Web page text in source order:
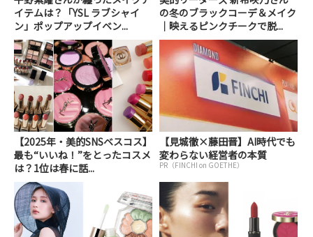
イテムは？「YSL ラブシャイ
ン」ポップアップイベン...
の冬のブラックコーデ＆メイク
｜映えるピンクチークで脱...
【2025年・美的SNSベスコス】
最も“いいね！”をとったコスメ
は？1位は春に話...
【見城徹×藤田晋】AI時代でも
変わらない経営者の本質
PR（FINCHI on GOETHE）